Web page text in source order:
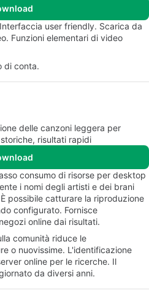
user friendly. Scarica da
Funzioni elementari di video
di conta.
delle canzoni leggera per
risultati rapidi
consumo di risorse per desktop
i nomi degli artisti e dei brani
possibile catturare la riproduzione
configurato. Fornisce
online dai risultati.
comunità riduce le
o nuovissime. L'identificazione
online per le ricerche. Il
da diversi anni.